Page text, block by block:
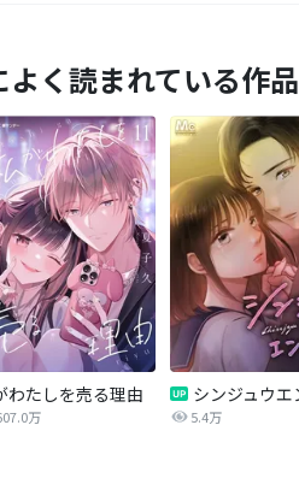
く読まれている作品
わたしを売る理由
万 5.4万